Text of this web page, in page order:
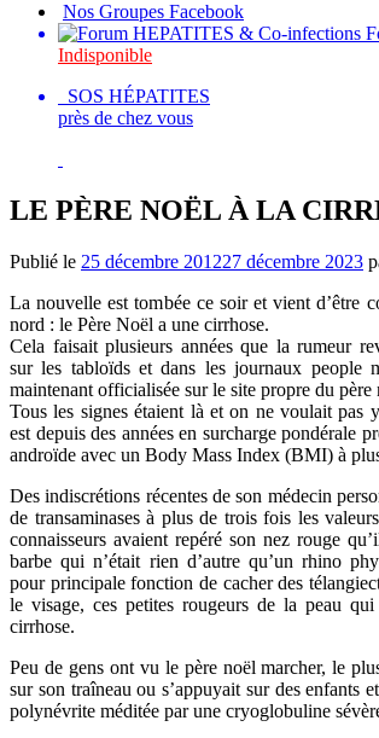
Nos Groupes Facebook
Indisponible
SOS HÉPATITES
près de chez vous
LE PÈRE NOËL À LA
Publié le 25 décembre 201227 décembre 2023
La nouvelle est tombée ce soir et vient d’être
nord : le Père Noël a une cirrhose.
Cela faisait plusieurs années que la rumeur
sur les tabloïds et dans les journaux people
maintenant officialisée sur le site propre du père
Tous les signes étaient là et on ne voulait pas
est depuis des années en surcharge pondérale
androïde avec un Body Mass Index (BMI) à
Des indiscrétions récentes de son médecin
de transaminases à plus de trois fois les
connaisseurs avaient repéré son nez rouge
barbe qui n’était rien d’autre qu’un rhino
pour principale fonction de cacher des
le visage, ces petites rougeurs de la peau
cirrhose.
Peu de gens ont vu le père noël marcher, le
sur son traîneau ou s’appuyait sur des enfants
polynévrite méditée par une cryoglobuline